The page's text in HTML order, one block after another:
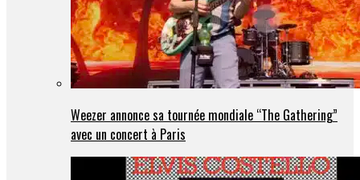
Weezer annonce sa tournée mondiale “The Gathering”
avec un concert à Paris